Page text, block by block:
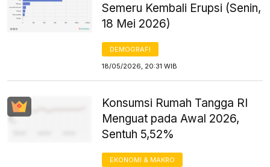
Semeru Kembali Erupsi (Senin,
18 Mei 2026)
DEMOGRAFI
18/05/2026, 20:31 WIB
Konsumsi Rumah Tangga RI
Menguat pada Awal 2026,
Sentuh 5,52%
EKONOMI & MAKRO